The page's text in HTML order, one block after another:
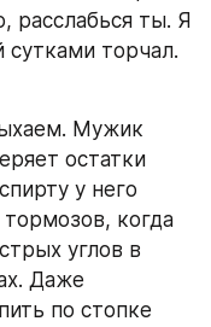
расслабься ты. Я
торчал.
Мужик
остатки
у него
когда
углов в
Даже
по стопке